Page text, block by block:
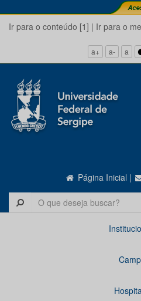
Ir para o conteúdo [1] | Ir para o
a+ a- a
Página Inicial |